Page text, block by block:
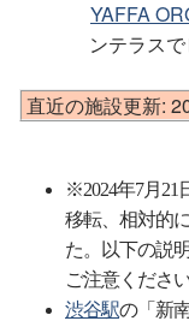
YAFFA
ンテラス
直近の施設更新:
※2024年7月21
移転、相対的
た。以下の説
ご注意ください
渋谷駅の「新